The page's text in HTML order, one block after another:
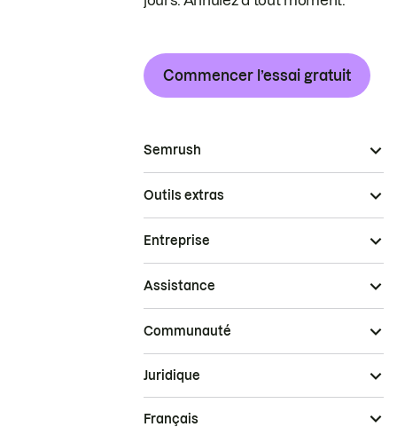
Commencer l’essai gratuit
Semrush
Outils extras
Entreprise
Assistance
Communauté
Juridique
Français